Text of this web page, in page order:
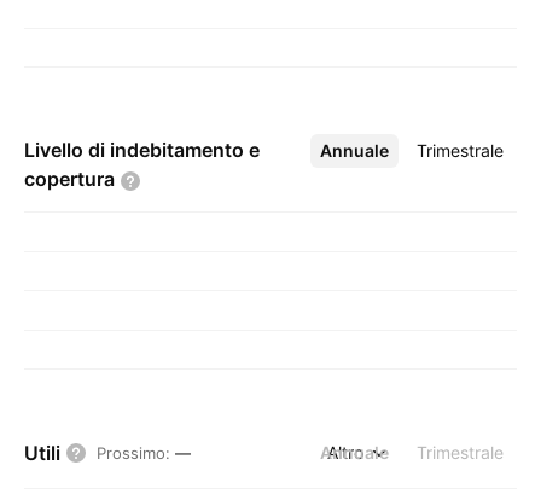
Livello di indebitamento e
copertura
Annuale Trimestrale
Altro
Utili Prossimo: — Annuale Trimestrale
Altro